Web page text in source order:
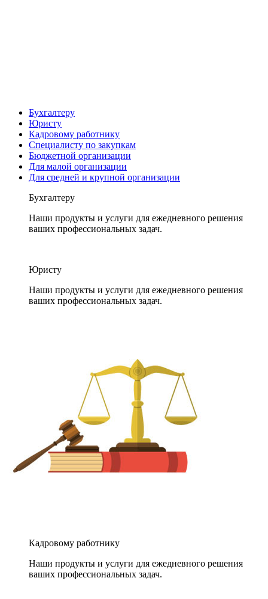
Бухгалтеру
Юристу
Кадровому работнику
Специалисту по закупкам
Бюджетной организации
Для малой организации
Для средней и крупной организации
Бухгалтеру
Наши продукты и услуги для ежедневного решения
ваших профессиональных задач.
Юристу
Наши продукты и услуги для ежедневного решения
ваших профессиональных задач.
Кадровому работнику
Наши продукты и услуги для ежедневного решения
ваших профессиональных задач.